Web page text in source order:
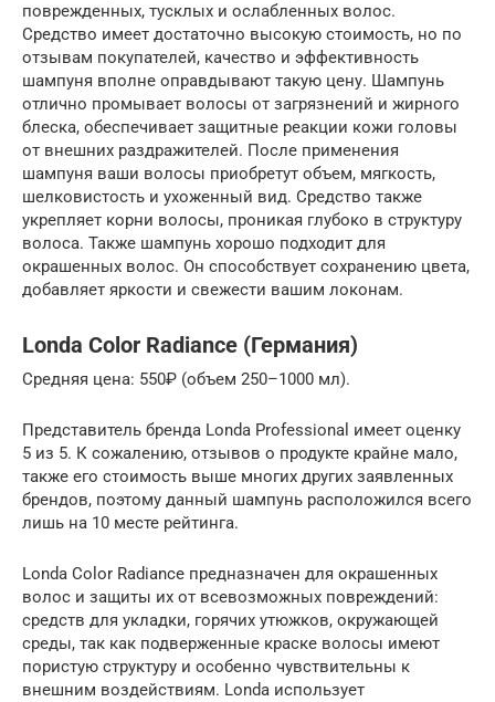
поврежденных, тусклых и ослабленных волос.
Средство имеет достаточно высокую стоимость, но по
отзывам покупателей, качество и эффективность
шампуня вполне оправдывают такую цену. Шампунь
отлично промывает волосы от загрязнений и жирного
блеска, обеспечивает защитные реакции кожи головы
от внешних раздражителей. После применения
шампуня ваши волосы приобретут объем, мягкость,
шелковистость и ухоженный вид. Средство также
укрепляет корни волосы, проникая глубоко в структуру
волоса. Также шампунь хорошо подходит для
окрашенных волос. Он способствует сохранению цвета,
добавляет яркости и свежести вашим локонам.
Londa Color Radiance (Германия)
Средняя цена: 550₽ (объем 250–1000 мл).
Представитель бренда Londa Professional имеет оценку
5 из 5. К сожалению, отзывов о продукте крайне мало,
также его стоимость выше многих других заявленных
брендов, поэтому данный шампунь расположился всего
лишь на 10 месте рейтинга.
Londa Color Radiance предназначен для окрашенных
волос и защиты их от всевозможных повреждений:
средств для укладки, горячих утюжков, окружающей
среды, так как подверженные краске волосы имеют
пористую структуру и особенно чувствительны к
внешним воздействиям. Londa использует